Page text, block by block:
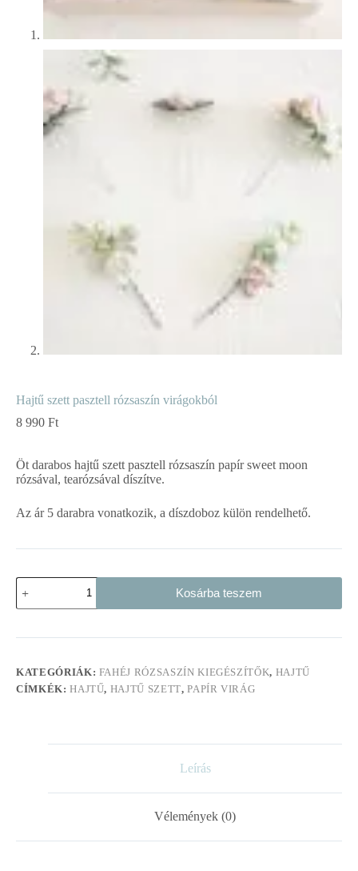
Hajtű szett pasztell rózsaszín virágokból
8 990 Ft
Öt darabos hajtű szett pasztell rózsaszín papír sweet moon
rózsával, tearózsával díszítve.
Az ár 5 darabra vonatkozik, a díszdoboz külön rendelhető.
Hajtű
szett
pasztell
virágokból
Kosárba teszem
KATEGÓRIÁK: FAHÉJ RÓZSASZÍN KIEGÉSZÍTŐK, HAJTŰ
CÍMKÉK:HAJTŰ, HAJTŰ SZETT,PAPÍR VIRÁG
Leírás
Vélemények (0)